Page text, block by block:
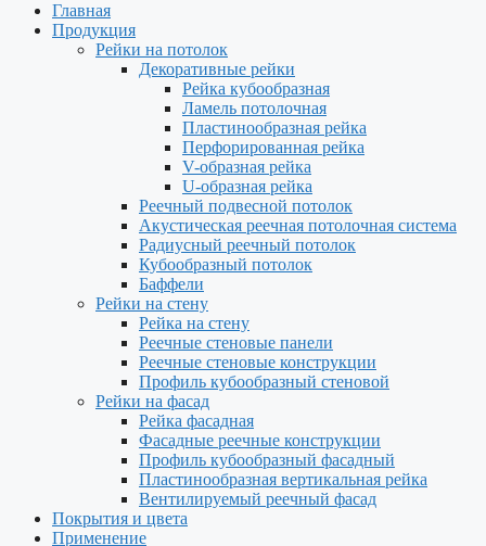
Главная
Продукция
Рейки на потолок
Декоративные рейки
Рейка кубообразная
Ламель потолочная
Пластинообразная рейка
Перфорированная рейка
V-образная рейка
U-образная рейка
Реечный подвесной потолок
Акустическая реечная потолочная система
Радиусный реечный потолок
Кубообразный потолок
Баффели
Рейки на стену
Рейка на стену
Реечные стеновые панели
Реечные стеновые конструкции
Профиль кубообразный стеновой
Рейки на фасад
Рейка фасадная
Фасадные реечные конструкции
Профиль кубообразный фасадный
Пластинообразная вертикальная рейка
Вентилируемый реечный фасад
Покрытия и цвета
Применение